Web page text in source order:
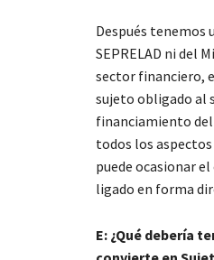
Después tenemos
SEPRELAD ni del
sector financiero,
sujeto obligado al
financiamiento
todos los
puede ocasionar
ligado en forma
E: ¿Qué debería